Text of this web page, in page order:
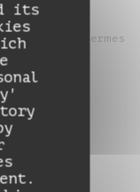
its
issus de fermes